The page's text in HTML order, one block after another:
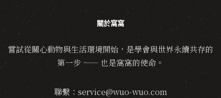
關於窩窩
嘗試從關心動物與生活環境開始，是學會與世界永續共存的
第一步 —— 也是窩窩的使命。
聯繫：service@wuo-wuo.com